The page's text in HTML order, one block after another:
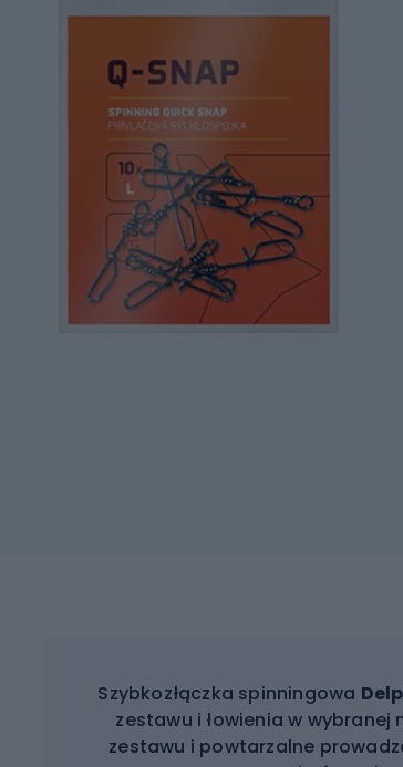
Szybkozłączka spinningowa
zestawu i łowienia w
zestawu i powtarzalne